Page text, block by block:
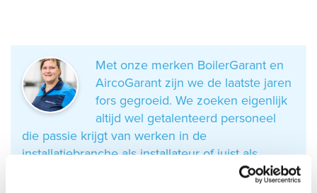
Met onze merken BoilerGarant en
AircoGarant zijn we de laatste jaren
fors gegroeid. We zoeken eigenlijk
altijd wel getalenteerd personeel
die passie krijgt van werken in de
installatiebranche als installateur of juist als